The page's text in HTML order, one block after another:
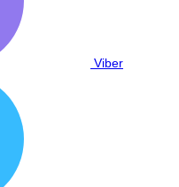
Viber